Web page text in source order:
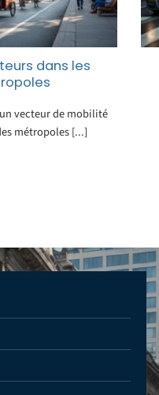
dans les
vecteur de mobilité
métropoles [...]